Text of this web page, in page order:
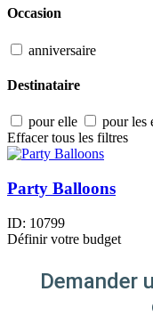
Occasion
anniversaire
Destinataire
pour elle
pour les
Effacer tous les filtres
Party Balloons
ID: 10799
Définir votre budget
Demander